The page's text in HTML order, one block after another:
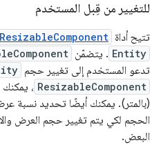
للتغيير من قِبل المستخدم
تتيح أداة ResizableComponent
Entity . يتضمّن
تدعو المستخدم إلى تغيير حجم
ResizableComponent ،
(بالمتر). يمكنك أيضًا تحديد نسبة
الحجم لكي يتم تغيير حجم العرض
البعض.